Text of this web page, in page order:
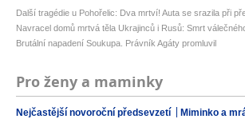
Další tragédie u Pohořelic: Dva mrtví! Auta se srazila při
Navracel domů mrtvá těla Ukrajinců i Rusů: Smrt
Brutální napadení Soukupa. Právník Agáty promluvil
Pro ženy a maminky
Nejčastější novoroční předsevzetí Miminko a